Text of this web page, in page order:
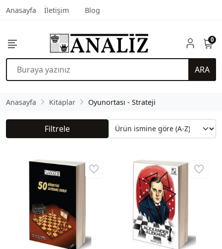
Anasayfa İletişim Blog
ARA
0
Anasayfa Kitaplar Oyunortası - Strateji
Filtrele